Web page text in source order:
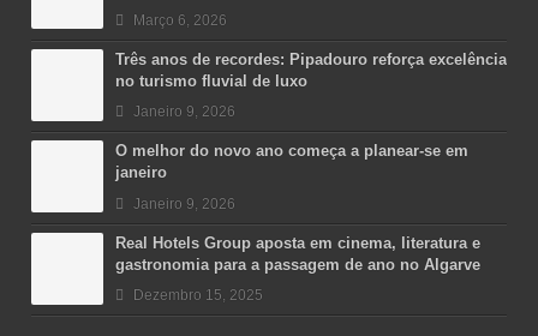
Março 6, 2026
Três anos de recordes: Pipadouro reforça excelência
no turismo fluvial de luxo
Janeiro 9, 2026
O melhor do novo ano começa a planear-se em
janeiro
Janeiro 9, 2026
Real Hotels Group aposta em cinema, literatura e
gastronomia para a passagem de ano no Algarve
Dezembro 15, 2025